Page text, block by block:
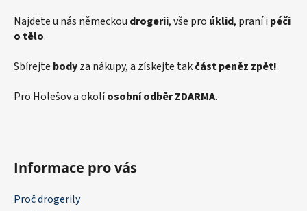
Najdete u nás německou drogerii, vše pro úklid, praní i péči
o tělo.
Sbírejte bodyza nákupy, a získejte takčást peněz zpět!
Pro Holešov a okolíosobní odběr ZDARMA.
Informace pro vás
Proč drogerily